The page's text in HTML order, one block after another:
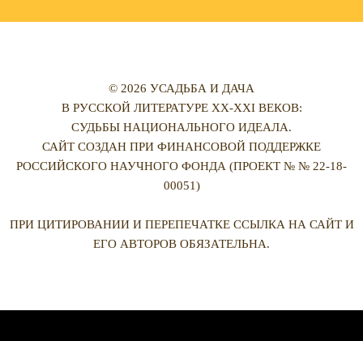
© 2026 УСАДЬБА И ДАЧА
В РУССКОЙ ЛИТЕРАТУРЕ XX-XXI ВЕКОВ:
СУДЬБЫ НАЦИОНАЛЬНОГО ИДЕАЛА.
САЙТ СОЗДАН ПРИ ФИНАНСОВОЙ ПОДДЕРЖКЕ
РОССИЙСКОГО НАУЧНОГО ФОНДА (ПРОЕКТ № № 22-18-
00051)
ПРИ ЦИТИРОВАНИИ И ПЕРЕПЕЧАТКЕ ССЫЛКА НА САЙТ И
ЕГО АВТОРОВ ОБЯЗАТЕЛЬНА.